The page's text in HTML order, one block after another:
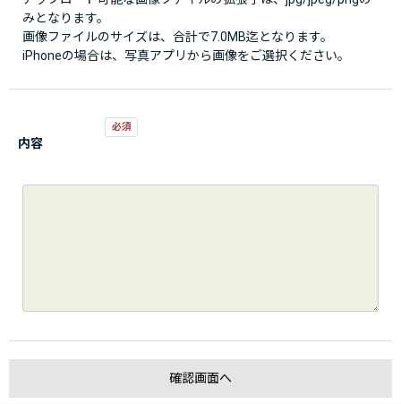
みとなります。
画像ファイルのサイズは、合計で7.0MB迄となります。
iPhoneの場合は、写真アプリから画像をご選択ください。
内容